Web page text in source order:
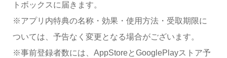
トボックスに届きます。
※アプリ内特典の名称・効果・使用方法・受取期限に
ついては、予告なく変更となる場合がございます。
※事前登録者数には、AppStoreとGooglePlayストア予